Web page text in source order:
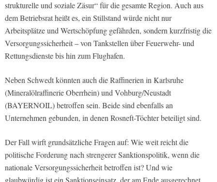
strukturelle und soziale Zäsur“ für die gesamte Region. Auch aus
dem Betriebsrat heißt es, ein Stillstand würde nicht nur
Arbeitsplätze und Wertschöpfung gefährden, sondern kurzfristig die
Versorgungssicherheit – von Tankstellen über Feuerwehr- und
Rettungsdienste bis hin zum Flughafen.
Neben Schwedt könnten auch die Raffinerien in Karlsruhe
(Mineralölraffinerie Oberrhein) und Vohburg/Neustadt
(BAYERNOIL) betroffen sein. Beide sind ebenfalls an
Unternehmen gebunden, in denen Rosneft-Töchter beteiligt sind.
Der Fall wirft grundsätzliche Fragen auf: Wie weit reicht die
politische Forderung nach strengerer Sanktionspolitik, wenn die
nationale Versorgungssicherheit betroffen ist? Und wie